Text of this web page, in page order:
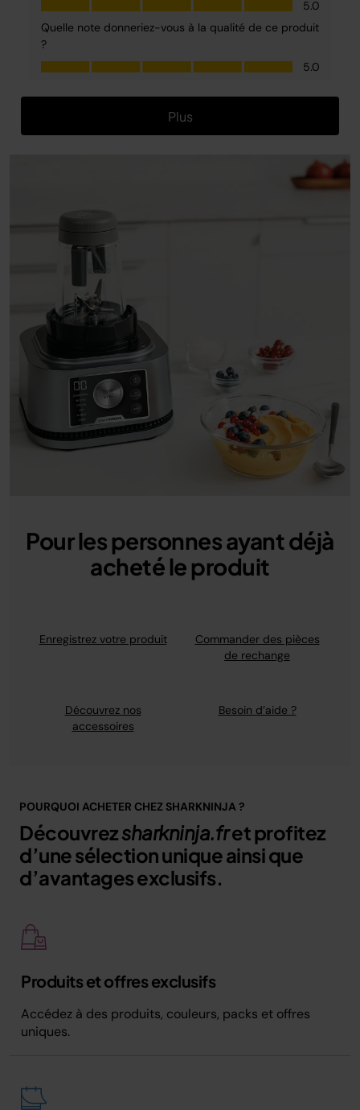
Pour les personnes ayant déjà
acheté le produit
Enregistrez votre produit
Commander des pièces
de rechange
Découvrez nos
accessoires
Besoin d’aide ?
POURQUOI ACHETER CHEZ SHARKNINJA ?
Découvrezsharkninja.fret profitez
d’une sélection unique ainsi que
d’avantages exclusifs.
Produits et offres exclusifs
Accédez à des produits, couleurs, packs et offres
uniques.